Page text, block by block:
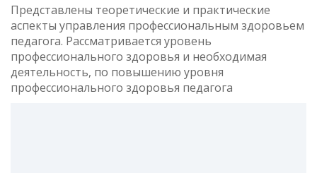
Представлены теоретические и практические
аспекты управления профессиональным здоровьем
педагога. Рассматривается уровень
профессионального здоровья и необходимая
деятельность, по повышению уровня
профессионального здоровья педагога